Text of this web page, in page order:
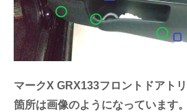
マークX GRX133フロントドアト
箇所は画像のようになっています。